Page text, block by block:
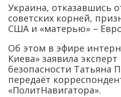
Украина, отказавшись
советских корней,
США и «матерью» –
Об этом в эфире
Киева» заявила
безопасности Татьяна
передаёт
«ПолитНавигатора».